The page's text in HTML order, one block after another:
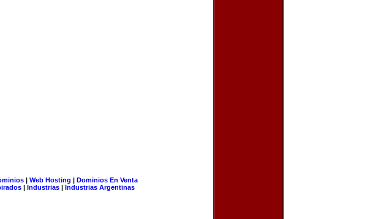
| Web Hosting | Dominios En Venta
| Industrias | Industrias Argentinas